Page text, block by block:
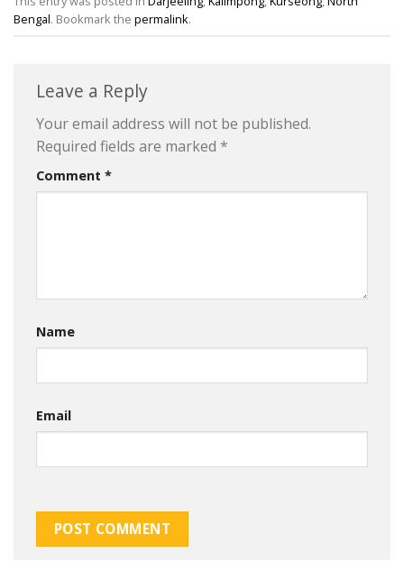
Bengal. Bookmark the permalink.
Leave a Reply
Your email address will not be published.
Required fields are marked *
Comment *
Name
Email